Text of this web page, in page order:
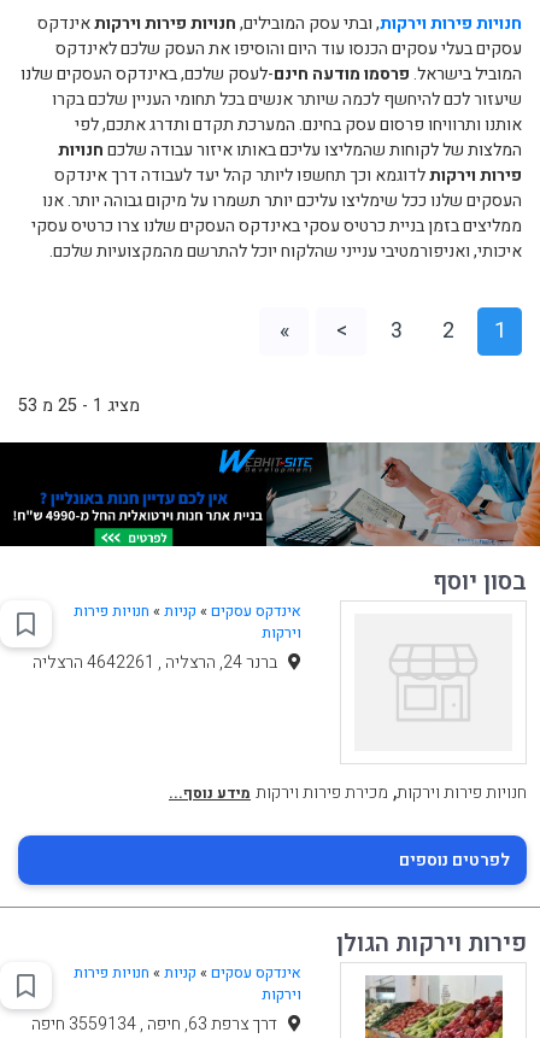
חנויות פירות וירקות, ובתי עסק המובילים,חנויות פירות וירקותאינדקס
עסקים בעלי עסקים הכנסו עוד היום והוסיפו את העסק שלכם לאינדקס
המוביל בישראל.פרסמו מודעה חינם-לעסק שלכם, באינדקס העסקים שלנו
שיעזור לכם להיחשף לכמה שיותר אנשים בכל תחומי העניין שלכם בקרו
אותנו ותרוויחו פרסום עסק בחינם. המערכת תקדם ותדרג אתכם, לפי
המלצות של לקוחות שהמליצו עליכם באותו איזור עבודה שלכםחנויות
פירות וירקותלדוגמא וכך תחשפו ליותר קהל יעד לעבודה דרך אינדקס
העסקים שלנו ככל שימליצו עליכם יותר תשמרו על מיקום גבוהה יותר. אנו
ממליצים בזמן בניית כרטיס עסקי באינדקס העסקים שלנו צרו כרטיס עסקי
איכותי, ואניפורמטיבי ענייני שהלקוח יוכל להתרשם מהמקצועיות שלכם.
1
2
3
>
»
מציג 1 - 25 מ 53
בסון יוסף
אינדקס עסקים » קניות» חנויות פירות
וירקות
ברנר 24, הרצליה , 4642261 הרצליה
חנויות פירות וירקות, מכירת פירות וירקות מידע נוסף...
לפרטים נוספים
פירות וירקות הגולן
אינדקס עסקים » קניות» חנויות פירות
וירקות
דרך צרפת 63, חיפה , 3559134 חיפה